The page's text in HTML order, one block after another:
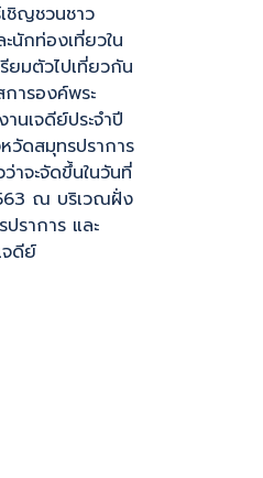
ชิญชวนชาว
นักท่องเที่ยวใน
ยมตัวไปเที่ยวกัน
ารองค์พระ
นเจดีย์ประจำปี
วัดสมุทรปราการ
าจะจัดขึ้นในวันที่
ณ บริเวณฝั่ง
ราการ และ
จดีย์